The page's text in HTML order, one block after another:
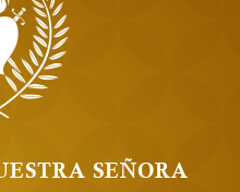
SEÑORA